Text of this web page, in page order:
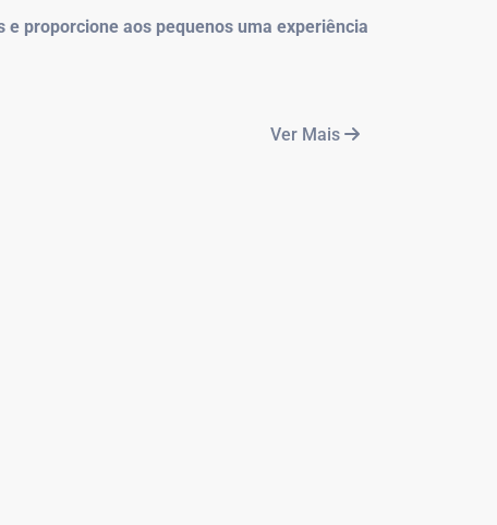
proporcione aos pequenos uma experiência
Ver Mais